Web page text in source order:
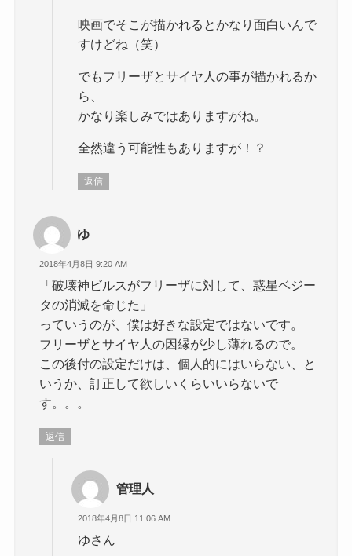
映画でそこが描かれるとかなり面白いんで
すけどね（笑）
でもフリーザとサイヤ人の事が描かれるか
ら、
かなり楽しみではありますがね。
全然違う可能性もありますが！？
返信
ゆ
2018年4月8日 9:20 AM
「破壊神ビルスがフリーザに対して、惑星ベジー
タの消滅を命じた」
っていうのが、僕は好きな設定ではないです。
フリーザとサイヤ人の因縁が少し薄れるので。
この後付の設定だけは、個人的にはいらない、と
いうか、訂正して欲しいくらいいらないで
す。。。
返信
管理人
2018年4月8日 11:06 AM
ゆさん